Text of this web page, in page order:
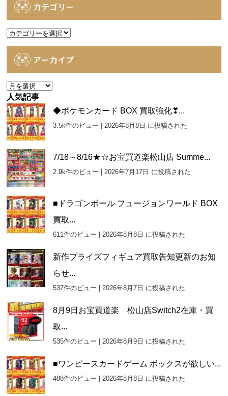
カテゴリー
カ
アーカイブ
ア
ー
カ
イ
ブ
人気記事
◆ポケモンカード BOX 買取強化❣...
3.5k件のビュー |2026年8月8日 に投稿された
7/18～8/16★☆お宝買道楽松山店 Summe...
2.9k件のビュー |2026年7月17日 に投稿された
■ドラゴンボール フュージョンワールド BOX
買取...
611件のビュー |2026年8月8日 に投稿された
新作プライズフィギュア買取告知更新のお知
らせ...
537件のビュー |2026年8月7日 に投稿された
8月9日お宝買道楽 松山店Switch2在庫・買
取...
535件のビュー |2026年8月9日 に投稿された
■ワンピースカードゲーム ボックスが欲しい...
488件のビュー |2026年8月8日 に投稿された